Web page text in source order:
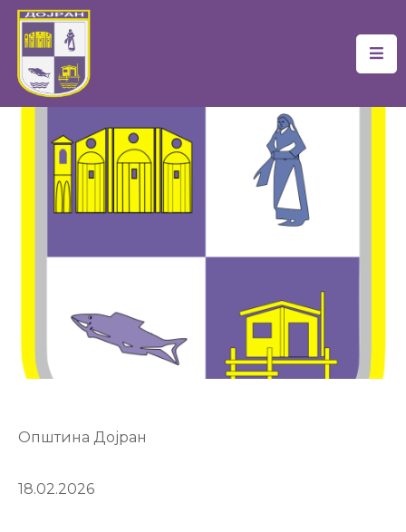
Почетна
Самоуправа
Новости
Финансии
Настани
Општина Дојран
18.02.2026